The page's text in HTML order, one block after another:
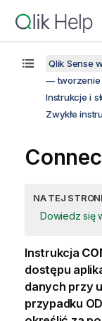
Qlik Sense
— tworzenie
Instrukcje i
Zwykłe
NA TEJ
Dowiedz się
Instrukcja
dostępu
danych przy
przypadku